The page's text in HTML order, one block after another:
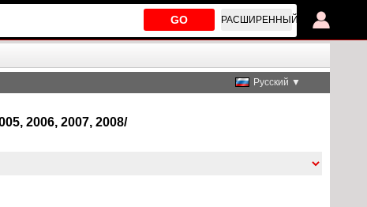
GO РАСШИРЕННЫЙ
Русский ▼
2006, 2007, 2008/